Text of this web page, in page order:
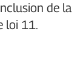
de la
loi 11.